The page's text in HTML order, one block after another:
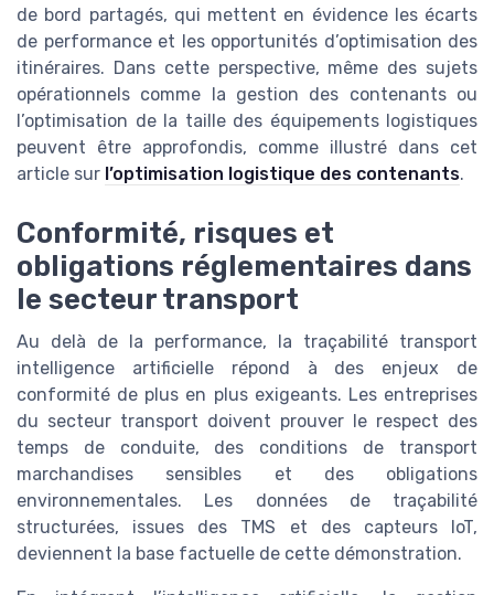
de bord partagés, qui mettent en évidence les écarts
de performance et les opportunités d’optimisation des
itinéraires. Dans cette perspective, même des sujets
opérationnels comme la gestion des contenants ou
l’optimisation de la taille des équipements logistiques
peuvent être approfondis, comme illustré dans cet
article sur l’optimisation logistique des contenants.
Conformité, risques et
obligations réglementaires dans
le secteur transport
Au delà de la performance, la traçabilité transport
intelligence artificielle répond à des enjeux de
conformité de plus en plus exigeants. Les entreprises
du secteur transport doivent prouver le respect des
temps de conduite, des conditions de transport
marchandises sensibles et des obligations
environnementales. Les données de traçabilité
structurées, issues des TMS et des capteurs IoT,
deviennent la base factuelle de cette démonstration.